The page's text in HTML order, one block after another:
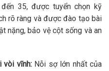
35, được tuyển chọn kỹ
rõ ràng và được đào tạo bài
nặng, bảo vệ cột sống và an
vòi vĩnh:Nỗi sợ lớn nhất của